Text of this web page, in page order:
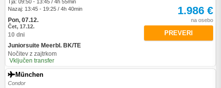
Tja: 09:50 - 13:45 / 4h 55min
Nazaj: 13:45 - 19:25 / 4h 40min
Pon, 07.12.
Čet, 17.12.
10 dni
Juniorsuite Meerbl. BK/TE
Nočitev z zajtrkom
Vključen transfer
1.986 €
na osebo
PREVERI
München
Condor